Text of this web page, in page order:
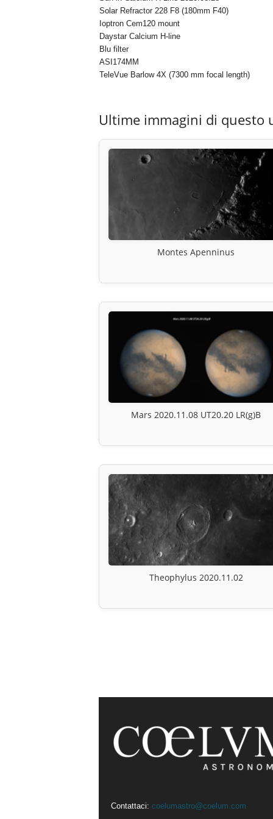
Solar Refractor 228 F8 (180mm F40)
Ioptron Cem120 mount
Daystar Calcium H-line
Blu filter
ASI174MM
TeleVue Barlow 4X (7300 mm focal length)
Ultime immagini di questo
Montes Apenninus
Mars 2020.11.08 UT20.20 LR(g)B
Theophylus 2020.11.02
Contattaci: coelumastro@coelum.com